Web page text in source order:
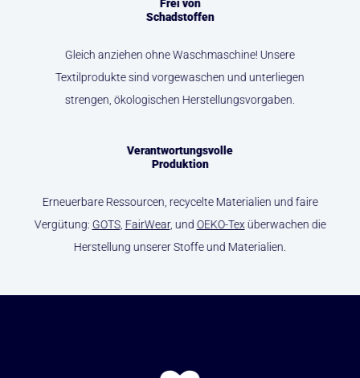
Frei von
Schadstoffen
Gleich anziehen ohne Waschmaschine! Unsere
Textilprodukte sind vorgewaschen und unterliegen
strengen, ökologischen Herstellungsvorgaben.
Verantwortungsvolle
Produktion
Erneuerbare Ressourcen, recycelte Materialien und faire
Vergütung: GOTS, FairWear, und OEKO-Texüberwachen die
Herstellung unserer Stoffe und Materialien.